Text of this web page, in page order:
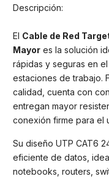
Descripción:
El Cable de Red
Mayor es la solución
rápidas y seguras en
estaciones de trabajo.
calidad, cuenta con
entregan mayor
conexión firme para el
Su diseño UTP CAT6
eficiente de datos,
notebooks, routers,